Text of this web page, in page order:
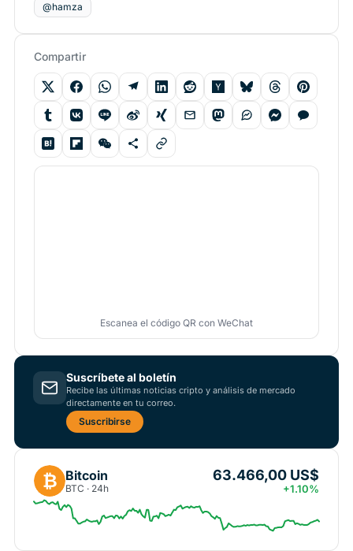
@hamza
Compartir
Escanea el código QR con WeChat
Suscríbete al boletín
Recibe las últimas noticias cripto y análisis de mercado
directamente en tu correo.
Suscribirse
₿ Bitcoin
BTC · 24h
63.466,00 US$
+1.10%